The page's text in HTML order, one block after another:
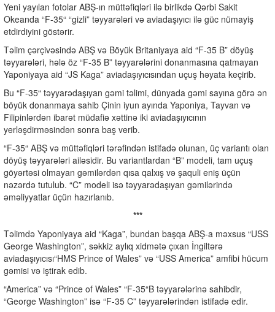
Yeni yayılan fotolar ABŞ-ın müttəfiqləri ilə birlikdə Qərbi Sakit
Okeanda “F-35“ “gizli” təyyarələri və aviadaşıyıcı ilə güc nümayiş
etdirdiyini göstərir.
Təlim çərçivəsində ABŞ və Böyük Britaniyaya aid “F-35 B” döyüş
təyyarələri, hələ öz “F-35 B” təyyarələrini donanmasına qatmayan
Yaponiyaya aid “JS Kaga” aviadaşıyıcısından uçuş həyata keçirib.
Bu “F-35“ təyyarədaşıyan gəmi təlimi, dünyada gəmi sayına görə ən
böyük donanmaya sahib Çinin iyun ayında Yaponiya, Tayvan və
Filipinlərdən ibarət müdafiə xəttinə iki aviadaşıyıcının
yerləşdirməsindən sonra baş verib.
“F-35“ ABŞ və müttəfiqləri tərəfindən istifadə olunan, üç variantı olan
döyüş təyyarələri ailəsidir. Bu variantlardan “B” modeli, tam uçuş
göyərtəsi olmayan gəmilərdən qısa qalxış və şaquli eniş üçün
nəzərdə tutulub. “C” modeli isə təyyarədaşıyan gəmilərində
əməliyyatlar üçün hazırlanıb.
***
Təlimdə Yaponiyaya aid “Kaga”, bundan başqa ABŞ-a məxsus “USS
George Washington”, səkkiz aylıq xidmətə çıxan İngiltərə
aviadaşıyıcısı“HMS Prince of Wales” və “USS America” amfibi hücum
gəmisi və iştirak edib.
“America” və “Prince of Wales” “F-35“B təyyarələrinə sahibdir,
“George Washington” isə “F-35 C” təyyarələrindən istifadə edir.